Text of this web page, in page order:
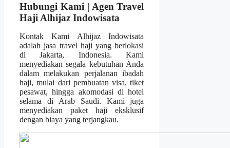
Hubungi Kami | Agen Travel
Haji Alhijaz Indowisata
Kontak Kami Alhijaz Indowisata
adalah jasa travel haji yang berlokasi
di Jakarta, Indonesia. Kami
menyediakan segala kebutuhan Anda
dalam melakukan perjalanan ibadah
haji, mulai dari pembuatan visa, tiket
pesawat, hingga akomodasi di hotel
selama di Arab Saudi. Kami juga
menyediakan paket haji eksklusif
dengan biaya yang terjangkau.